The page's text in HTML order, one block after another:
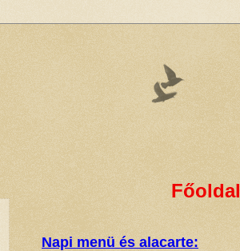
Főoldal
Napi menü és alacarte: